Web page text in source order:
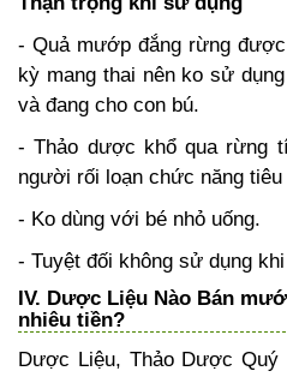
- Quả mướp đắng rừng
kỳ mang thai nên ko sử
và đang cho con bú.
- Thảo dược khổ qua rừng
người rối loạn chức năng tiêu
- Ko dùng với bé nhỏ uống.
- Tuyệt đối không sử dụng
IV. Dược Liệu Nào Bán
nhiêu tiền?
Dược Liệu, Thảo Dược